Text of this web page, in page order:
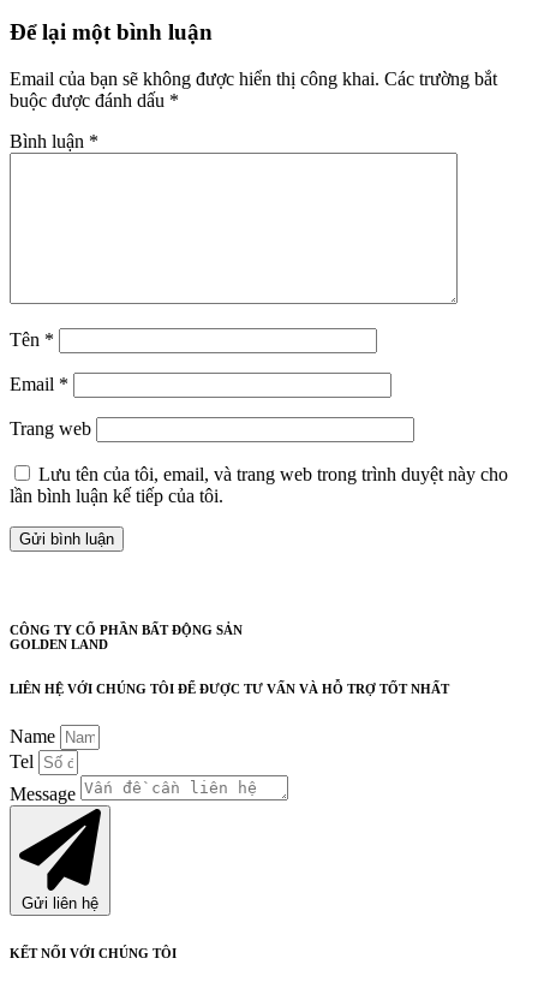
Để lại một bình luận
Email của bạn sẽ không được hiển thị công khai. Các trường bắt
buộc được đánh dấu *
Bình luận *
Tên *
Email *
Trang web
Lưu tên của tôi, email, và trang web trong trình duyệt này cho
lần bình luận kế tiếp của tôi.
CÔNG TY CỔ PHẦN BẤT ĐỘNG SẢN
GOLDEN LAND
LIÊN HỆ VỚI CHÚNG TÔI ĐỂ ĐƯỢC TƯ VẤN VÀ HỖ TRỢ TỐT NHẤT
Name
Tel
Message
Gửi liên hệ
KẾT NỐI VỚI CHÚNG TÔI